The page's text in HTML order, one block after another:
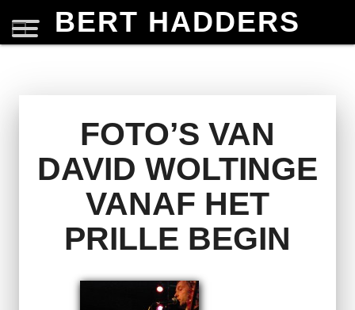
BERT HADDERS
FOTO’S VAN
DAVID WOLTINGE
VANAF HET
PRILLE BEGIN